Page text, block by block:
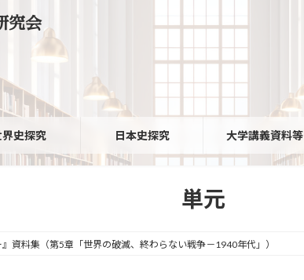
究会
界史探究 日本史探究 大学講義資料等
単元
資料集（第5章「世界の破滅、終わらない戦争－1940年代」）